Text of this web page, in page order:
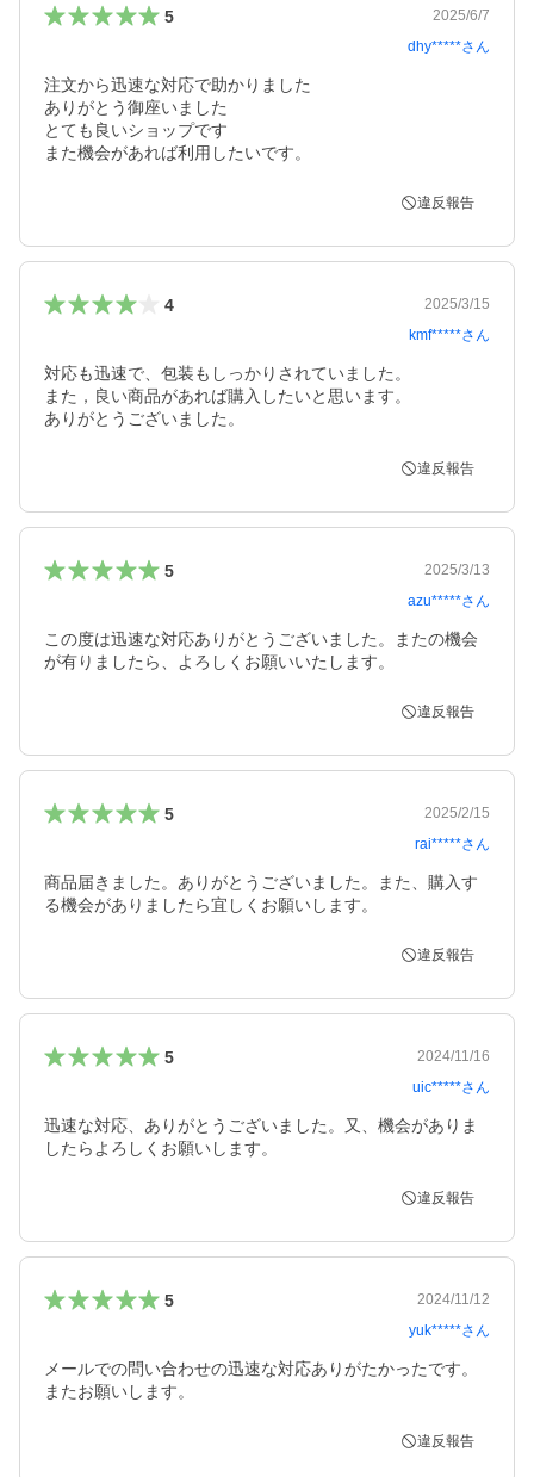
5
2025/6/7
dhy*****さん
注文から迅速な対応で助かりました
ありがとう御座いました
とても良いショップです
また機会があれば利用したいです。
違反報告
4
2025/3/15
kmf*****さん
対応も迅速で、包装もしっかりされていました。
また，良い商品があれば購入したいと思います。
ありがとうございました。
違反報告
5
2025/3/13
azu*****さん
この度は迅速な対応ありがとうございました。またの機会
が有りましたら、よろしくお願いいたします。
違反報告
5
2025/2/15
rai*****さん
商品届きました。ありがとうございました。また、購入す
る機会がありましたら宜しくお願いします。
違反報告
5
2024/11/16
uic*****さん
迅速な対応、ありがとうございました。又、機会がありま
違反報告
5
2024/11/12
yuk*****さん
メールでの問い合わせの迅速な対応ありがたかったです。
またお願いします。
違反報告